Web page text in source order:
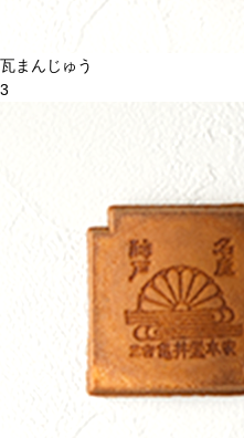
瓦まんじゅう
3